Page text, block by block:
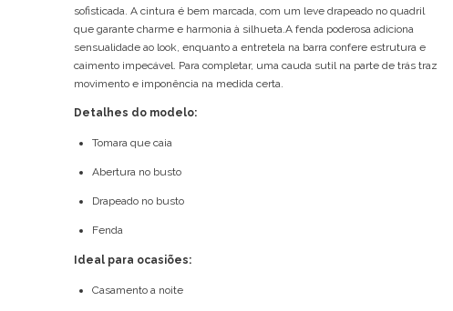
sofisticada. A cintura é bem marcada, com um leve drapeado no quadril
que garante charme e harmonia à silhueta.A fenda poderosa adiciona
sensualidade ao look, enquanto a entretela na barra confere estrutura e
caimento impecável. Para completar, uma cauda sutil na parte de trás traz
movimento e imponência na medida certa.
Detalhes do modelo:
Tomara que caia
Abertura no busto
Drapeado no busto
Fenda
Ideal para ocasiões:
Casamento a noite